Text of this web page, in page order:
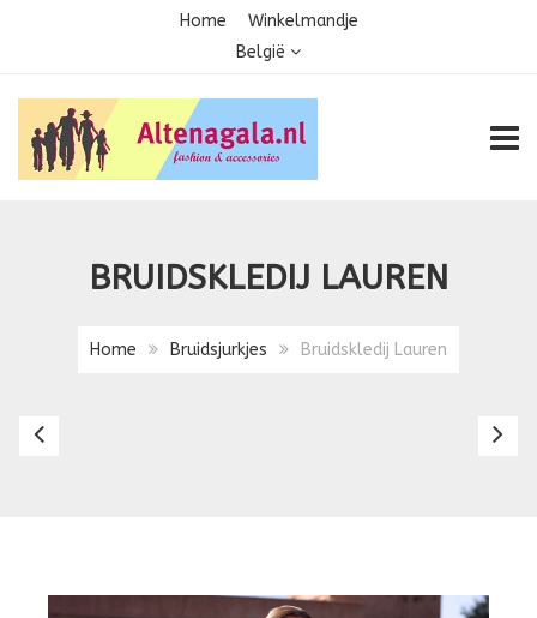
Home
Winkelmandje
België
BRUIDSKLEDIJ LAUREN
Home Bruidsjurkjes Bruidskledij Lauren
Bruidskledij